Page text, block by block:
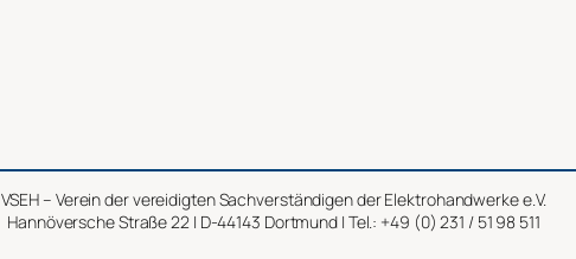
VSEH – Verein der vereidigten Sachverständigen der Elektrohandwerke e.V.
Hannöversche Straße 22 | D-44143 Dortmund | Tel.: +49 (0) 231 / 51 98 511